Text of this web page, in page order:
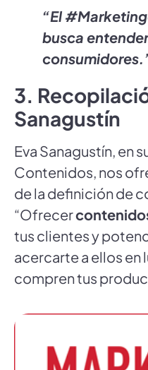
“El
busca
3.
Sanagustín
Eva Sanagustín, en
Contenidos, nos
de la definición de
“Ofrecer
tus clientes y
acercarte a ellos en
compren tus